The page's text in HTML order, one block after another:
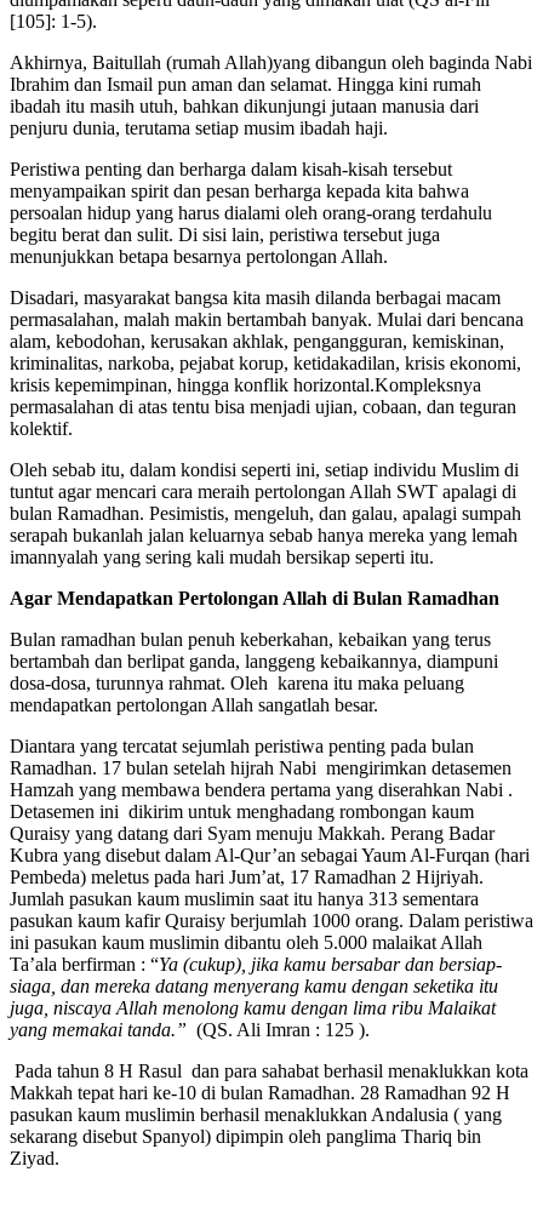
[105]: 1-5).
Akhirnya, Baitullah (rumah Allah)yang dibangun oleh baginda Nabi
Ibrahim dan Ismail pun aman dan selamat. Hingga kini rumah
ibadah itu masih utuh, bahkan dikunjungi jutaan manusia dari
penjuru dunia, terutama setiap musim ibadah haji.
Peristiwa penting dan berharga dalam kisah-kisah tersebut
menyampaikan spirit dan pesan berharga kepada kita bahwa
persoalan hidup yang harus dialami oleh orang-orang terdahulu
begitu berat dan sulit. Di sisi lain, peristiwa tersebut juga
menunjukkan betapa besarnya pertolongan Allah.
Disadari, masyarakat bangsa kita masih dilanda berbagai macam
permasalahan, malah makin bertambah banyak. Mulai dari bencana
alam, kebodohan, kerusakan akhlak, pengangguran, kemiskinan,
kriminalitas, narkoba, pejabat korup, ketidakadilan, krisis ekonomi,
krisis kepemimpinan, hingga konflik horizontal.Kompleksnya
permasalahan di atas tentu bisa menjadi ujian, cobaan, dan teguran
kolektif.
Oleh sebab itu, dalam kondisi seperti ini, setiap individu Muslim di
tuntut agar mencari cara meraih pertolongan Allah SWT apalagi di
bulan Ramadhan. Pesimistis, mengeluh, dan galau, apalagi sumpah
serapah bukanlah jalan keluarnya sebab hanya mereka yang lemah
imannyalah yang sering kali mudah bersikap seperti itu.
Agar Mendapatkan Pertolongan Allah di Bulan Ramadhan
Bulan ramadhan bulan penuh keberkahan, kebaikan yang terus
bertambah dan berlipat ganda, langgeng kebaikannya, diampuni
dosa-dosa, turunnya rahmat. Oleh karena itu maka peluang
mendapatkan pertolongan Allah sangatlah besar.
Diantara yang tercatat sejumlah peristiwa penting pada bulan
Ramadhan. 17 bulan setelah hijrah Nabi mengirimkan detasemen
Hamzah yang membawa bendera pertama yang diserahkan Nabi .
Detasemen ini dikirim untuk menghadang rombongan kaum
Quraisy yang datang dari Syam menuju Makkah. Perang Badar
Kubra yang disebut dalam Al-Qur’an sebagai Yaum Al-Furqan (hari
Pembeda) meletus pada hari Jum’at, 17 Ramadhan 2 Hijriyah.
Jumlah pasukan kaum muslimin saat itu hanya 313 sementara
pasukan kaum kafir Quraisy berjumlah 1000 orang. Dalam peristiwa
ini pasukan kaum muslimin dibantu oleh 5.000 malaikat Allah
Ta’ala berfirman : “Ya (cukup), jika kamu bersabar dan bersiap-
siaga, dan mereka datang menyerang kamu dengan seketika itu
juga, niscaya Allah menolong kamu dengan lima ribu Malaikat
yang memakai tanda.” (QS. Ali Imran : 125 ).
Pada tahun 8 H Rasul dan para sahabat berhasil menaklukkan kota
Makkah tepat hari ke-10 di bulan Ramadhan. 28 Ramadhan 92 H
pasukan kaum muslimin berhasil menaklukkan Andalusia ( yang
sekarang disebut Spanyol) dipimpin oleh panglima Thariq bin
Ziyad.